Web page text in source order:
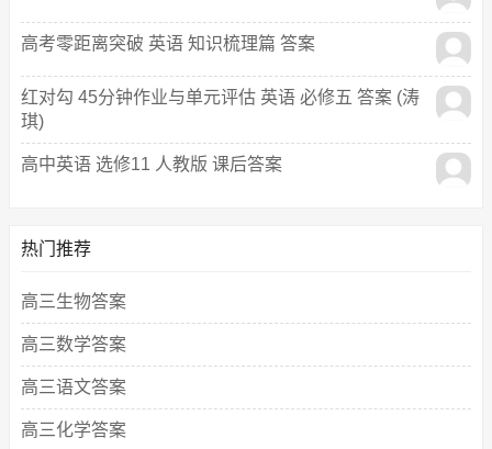
高考零距离突破 英语 知识梳理篇 答案
红对勾 45分钟作业与单元评估 英语 必修五 答案 (涛
琪)
高中英语 选修11 人教版 课后答案
热门推荐
高三生物答案
高三数学答案
高三语文答案
高三化学答案